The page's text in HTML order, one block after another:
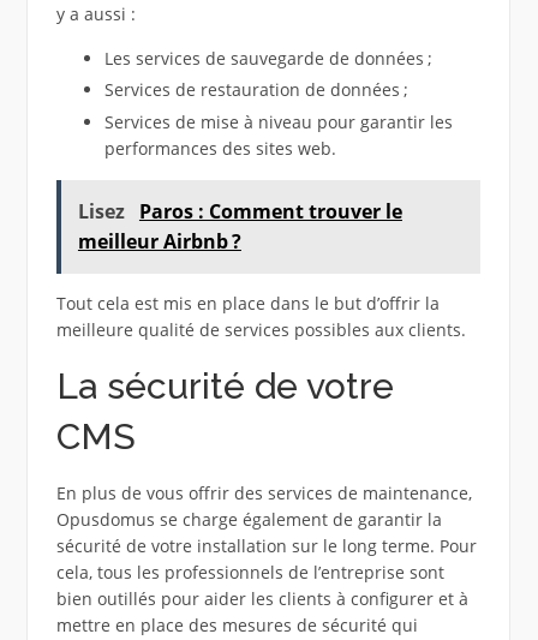
y a aussi :
Les services de sauvegarde de données ;
Services de restauration de données ;
Services de mise à niveau pour garantir les
performances des sites web.
Lisez Paros : Comment trouver le
meilleur Airbnb ?
Tout cela est mis en place dans le but d’offrir la
meilleure qualité de services possibles aux clients.
La sécurité de votre
CMS
En plus de vous offrir des services de maintenance,
Opusdomus se charge également de garantir la
sécurité de votre installation sur le long terme. Pour
cela, tous les professionnels de l’entreprise sont
bien outillés pour aider les clients à configurer et à
mettre en place des mesures de sécurité qui